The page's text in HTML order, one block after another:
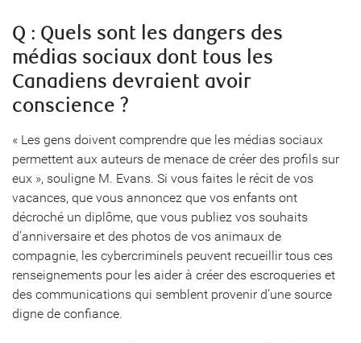
Q : Quels sont les dangers des
médias sociaux dont tous les
Canadiens devraient avoir
conscience ?
« Les gens doivent comprendre que les médias sociaux
permettent aux auteurs de menace de créer des profils sur
eux », souligne M. Evans. Si vous faites le récit de vos
vacances, que vous annoncez que vos enfants ont
décroché un diplôme, que vous publiez vos souhaits
d’anniversaire et des photos de vos animaux de
compagnie, les cybercriminels peuvent recueillir tous ces
renseignements pour les aider à créer des escroqueries et
des communications qui semblent provenir d’une source
digne de confiance.